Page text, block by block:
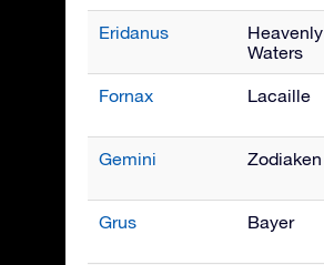
Eridanus
Heavenly
Waters
Fornax Lacaille
Gemini Zodiaken
Grus Bayer